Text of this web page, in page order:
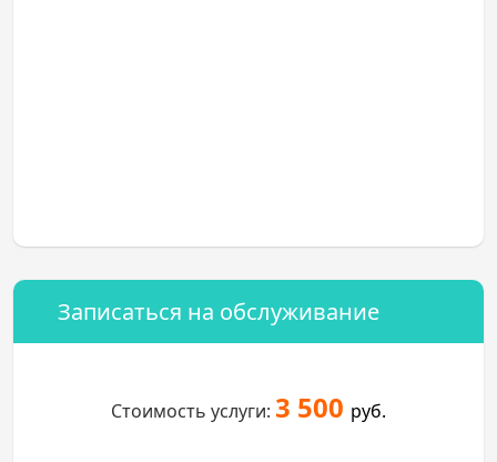
Записаться на обслуживание
Стоимость услуги: 3 500 руб.